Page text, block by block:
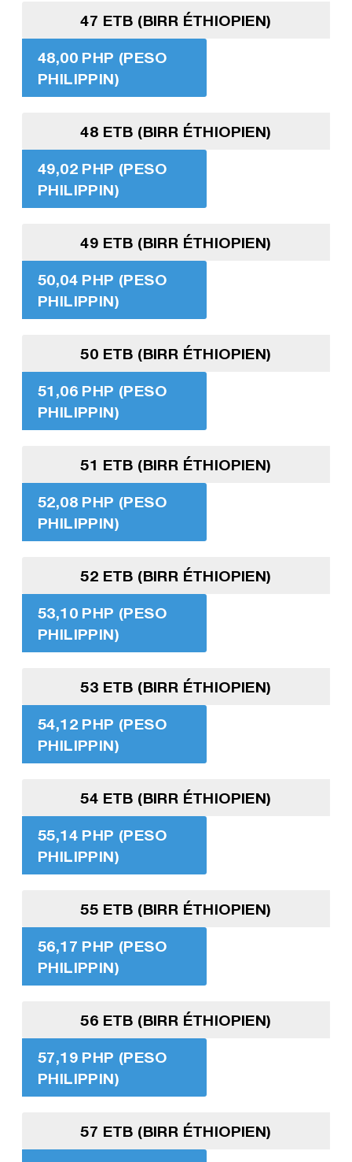
47 ETB (BIRR ÉTHIOPIEN)
48,00 PHP (PESO
PHILIPPIN)
48 ETB (BIRR ÉTHIOPIEN)
49,02 PHP (PESO
PHILIPPIN)
49 ETB (BIRR ÉTHIOPIEN)
50,04 PHP (PESO
PHILIPPIN)
50 ETB (BIRR ÉTHIOPIEN)
51,06 PHP (PESO
PHILIPPIN)
51 ETB (BIRR ÉTHIOPIEN)
52,08 PHP (PESO
PHILIPPIN)
52 ETB (BIRR ÉTHIOPIEN)
53,10 PHP (PESO
PHILIPPIN)
53 ETB (BIRR ÉTHIOPIEN)
54,12 PHP (PESO
PHILIPPIN)
54 ETB (BIRR ÉTHIOPIEN)
55,14 PHP (PESO
PHILIPPIN)
55 ETB (BIRR ÉTHIOPIEN)
56,17 PHP (PESO
PHILIPPIN)
56 ETB (BIRR ÉTHIOPIEN)
57,19 PHP (PESO
PHILIPPIN)
57 ETB (BIRR ÉTHIOPIEN)